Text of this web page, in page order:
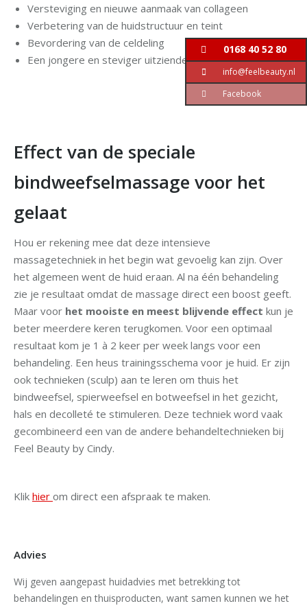
Versteviging en nieuwe aanmaak van collageen
Verbetering van de huidstructuur en teint
Bevordering van de celdeling
Een jongere en steviger uitziende huid
Effect van de speciale
bindweefselmassage voor het
gelaat
Hou er rekening mee dat deze intensieve
massagetechniek in het begin wat gevoelig kan zijn. Over
het algemeen went de huid eraan. Al na één behandeling
zie je resultaat omdat de massage direct een boost geeft.
Maar voor het mooiste en meest blijvende effect kun je
beter meerdere keren terugkomen. Voor een optimaal
resultaat kom je 1 à 2 keer per week langs voor een
behandeling. Een heus trainingsschema voor je huid. Er zijn
ook technieken (sculp) aan te leren om thuis het
bindweefsel, spierweefsel en botweefsel in het gezicht,
hals en decolleté te stimuleren. Deze techniek word vaak
gecombineerd een van de andere behandeltechnieken bij
Feel Beauty by Cindy.
Klik hier om direct een afspraak te maken.
Advies
Wij geven aangepast huidadvies met betrekking tot
behandelingen en thuisproducten, want samen kunnen we het
0168 40 52 80
info@feelbeauty.nl
Facebook